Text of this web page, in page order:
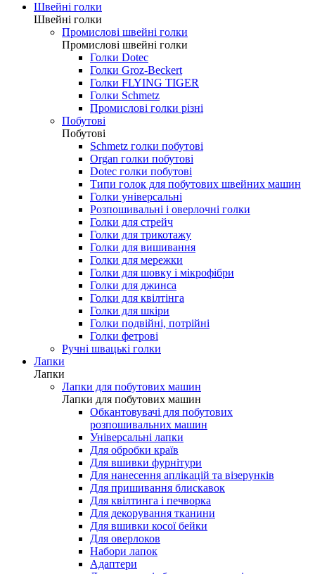
Швейні голки
Швейні голки
Промислові швейні голки
Промислові швейні голки
Голки Dotec
Голки Groz-Beckert
Голки FLYING TIGER
Голки Schmetz
Промислові голки різні
Побутові
Побутові
Schmetz голки побутові
Organ голки побутові
Dotec голки побутові
Типи голок для побутових швейних машин
Голки універсальні
Розпошивальні і оверлочні голки
Голки для стрейч
Голки для трикотажу
Голки для вишивання
Голки для мережки
Голки для шовку і мікрофібри
Голки для джинса
Голки для квілтінга
Голки для шкіри
Голки подвійні, потрійні
Голки фетрові
Ручні швацькі голки
Лапки
Лапки
Лапки для побутових машин
Лапки для побутових машин
Обкантовувачі для побутових
розпошивальних машин
Універсальні лапки
Для обробки країв
Для вшивки фурнітури
Для нанесення аплікацій та візерунків
Для пришивання блискавок
Для квілтинга і печворка
Для декорування тканини
Для вшивки косої бейки
Для оверлоков
Набори лапок
Адаптери